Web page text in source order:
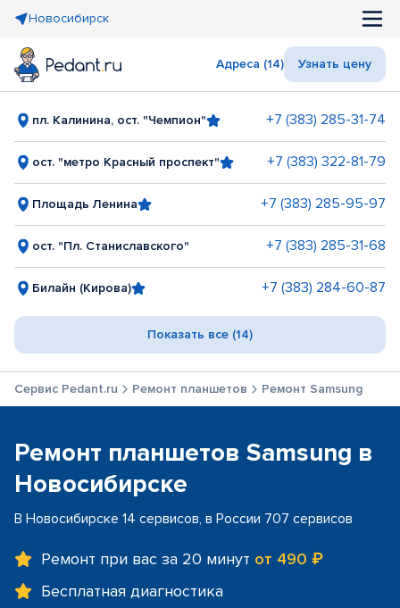
Новосибирск
Адреса (14) Узнать цену
пл. Калинина, ост. "Чемпион" +7 (383) 285-31-74
ост. "метро Красный проспект" +7 (383) 322-81-79
Площадь Ленина +7 (383) 285-95-97
ост. "Пл. Станиславского" +7 (383) 285-31-68
Билайн (Кирова) +7 (383) 284-60-87
Показать все (14)
Сервис Pedant.ru Ремонт планшетов Ремонт Samsung
Ремонт планшетов Samsung в
Новосибирске
В Новосибирске 14 сервисов, в России 707 сервисов
Ремонт при вас за 20 минут от 490 ₽
Бесплатная диагностика